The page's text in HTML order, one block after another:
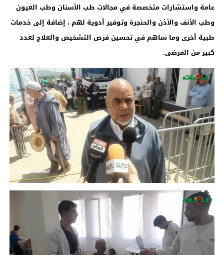
عامة واستشارات متخصصة في مجالات طب الأسنان وطب العيون
وطب الأنف والأذن والحنجرة وتوفير أدوية لهم ، إضافة إلى خدمات
طبية أخرى وما ساهم في تحسين فرص التشخيص والعلاج لعدد
كبير من المرضى.